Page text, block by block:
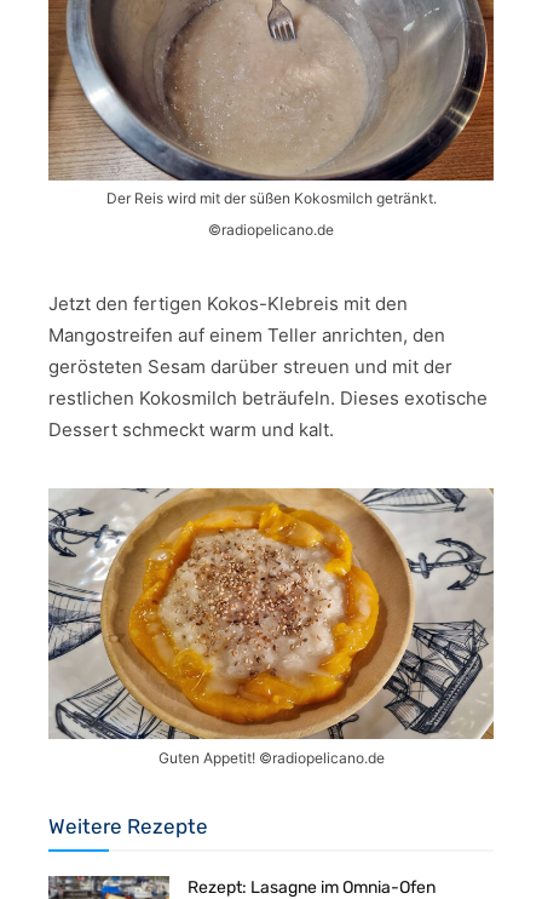
Der Reis wird mit der süßen Kokosmilch getränkt.
©radiopelicano.de
Jetzt den fertigen Kokos-Klebreis mit den
Mangostreifen auf einem Teller anrichten, den
gerösteten Sesam darüber streuen und mit der
restlichen Kokosmilch beträufeln. Dieses exotische
Dessert schmeckt warm und kalt.
Guten Appetit! ©radiopelicano.de
Weitere Rezepte
Rezept: Lasagne im Omnia-Ofen